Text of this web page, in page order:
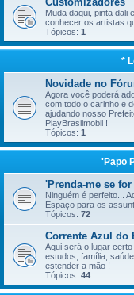
Muda daqui, pinta dali
conhecer os artistas
Tópicos: 1
*
Novidade no
Agora você poderá
com todo o carinho e
ajudando nosso
PlayBrasilmobil !
Tópicos: 1
'Papo
'Prenda-me se for
Ninguém é perfeito...
Espaço para os
Tópicos: 72
Corrente Azul do
Aqui será o lugar
estudos, família,
estender a mão !
Tópicos: 44